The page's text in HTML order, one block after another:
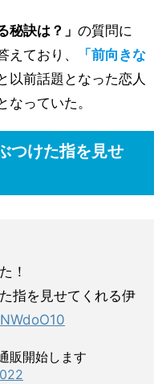
秘訣は？」 の質問に
えており、
「前向きな
以前話題となった恋人
っていた。
つけた指を見せ
！
指を見せてくれる伊
販開始します